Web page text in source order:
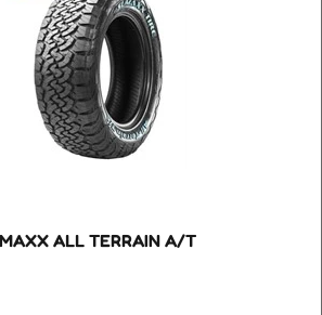
ALL TERRAIN A/T